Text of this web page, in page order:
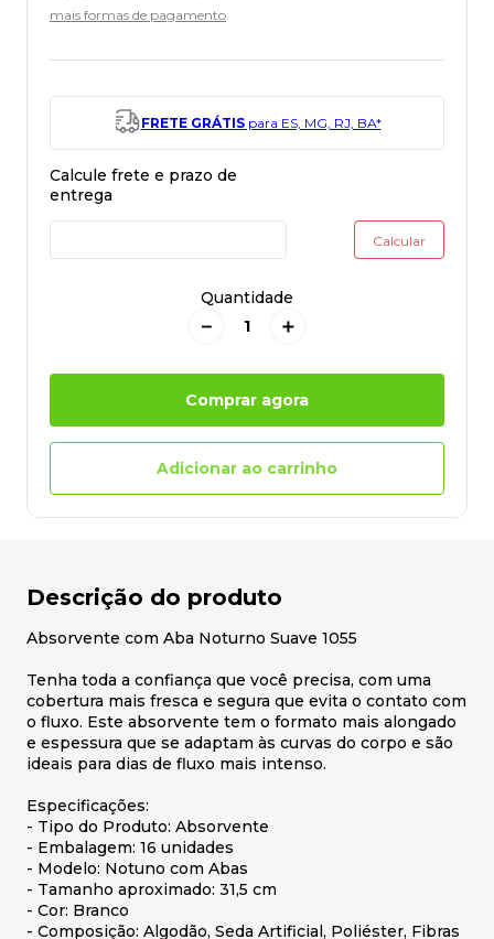
mais formas de pagamento
FRETE GRÁTISpara ES, MG, RJ, BA*
Quantidade
＋
－
Comprar agora
Adicionar ao carrinho
Descrição do produto
Absorvente com Aba Noturno Suave 1055
Tenha toda a confiança que você precisa, com uma
cobertura mais fresca e segura que evita o contato com
o fluxo. Este absorvente tem o formato mais alongado
e espessura que se adaptam às curvas do corpo e são
ideais para dias de fluxo mais intenso.
Especificações:
- Tipo do Produto: Absorvente
- Embalagem: 16 unidades
- Modelo: Notuno com Abas
- Tamanho aproximado: 31,5 cm
- Cor: Branco
- Composição: Algodão, Seda Artificial, Poliéster, Fibras